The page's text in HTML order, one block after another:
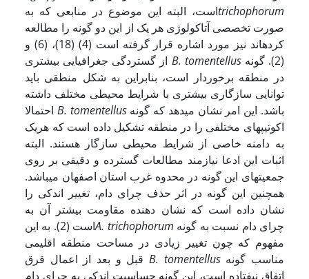
trichophorumاست، البته این موضوع در منابعی که به
صورت تخصصی آت­اکولوژی هر یک از این دو گونه را مطالعه
کرده­اند نیز مورد اشاره قرار گرفته است (4) (18)، (6) و
(2). گونه
B. tomentellus از گستردگی جغرافیایی بیشتری
در منطقه برخوردار است، بنابراین به شکل منطقی باید
توانایی سازگاری بیشتری با شرایط محیطی مختلف داشته
باشد. این امر نشان می­دهد که گونهB. tomentellus احتمالا
اکوتیپ­های مختلفی را در منطقه تشکیل داده است که هریک
به دامنه خاصی از شرایط محیطی سازگار هستند. البته
اثبات این ادعا نیازمند مطالعات گسترده و دقیقی بر روی
جمعیت­های این گونه در محدوه غرب استان اصفهان می­باشد.
همچنین این گونه در اثر حذف چرای دام، تغییر اندکی را
نشان داده است که نشان دهنده مقاومت بیشتر آن به
چرای دام نسبت به گونه A. trichophorum
است (2). به این
مفهوم که چون تغییر زیادی در مساحت منطقه اقلیمی
مناسب گونهB. tomentellus قبل و بعد از اعمال قرق
اتفاق نیفتاده است، این گونه حساسیت اندکی به چرای دام